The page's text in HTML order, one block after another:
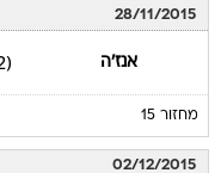
28/11/2015
אנז'ה (2)
מחזור 15
02/12/2015